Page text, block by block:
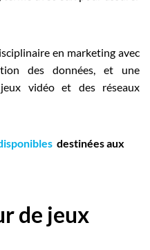
en marketing avec
des données, et une
jeux vidéo et des réseaux
destinées aux
de jeux